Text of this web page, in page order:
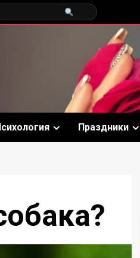
Праздники